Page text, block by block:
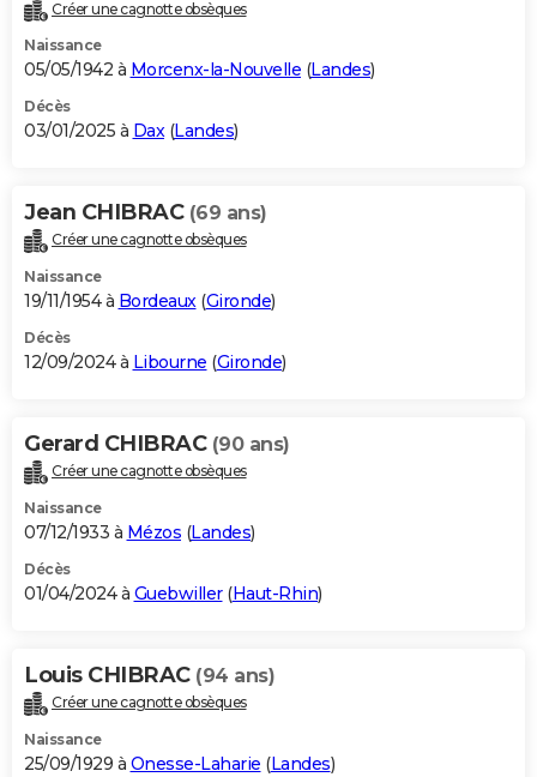
Créer une cagnotte obsèques
Naissance
05/05/1942 à Morcenx-la-Nouvelle (Landes)
Décès
03/01/2025 à Dax(Landes)
Jean CHIBRAC (69 ans)
Créer une cagnotte obsèques
Naissance
19/11/1954 à Bordeaux(Gironde)
Décès
12/09/2024 à Libourne (Gironde)
Gerard CHIBRAC (90 ans)
Créer une cagnotte obsèques
Naissance
07/12/1933 à Mézos (Landes)
Décès
01/04/2024 à Guebwiller(Haut-Rhin)
Louis CHIBRAC (94 ans)
Créer une cagnotte obsèques
Naissance
25/09/1929 à Onesse-Laharie (Landes)